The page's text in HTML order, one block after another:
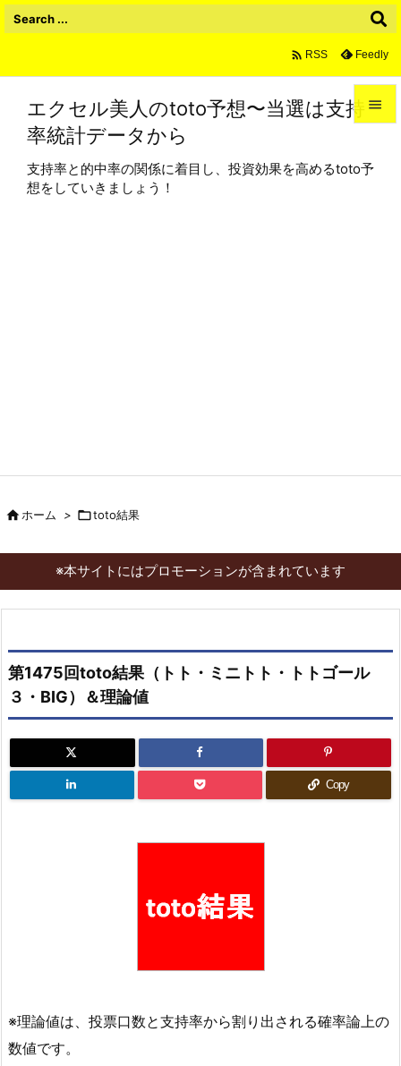
エクセル美人のtoto予想〜当選は支持
率統計データから
支持率と的中率の関係に着目し、投資効果を高めるtoto予
想をしていきましょう！

メニュ
 RSS Feedly
ホーム > toto結果
※本サイトにはプロモーションが含まれています
第1475回toto結果（トト・ミニトト・トトゴール
３・BIG）＆理論値
Copy
※理論値は、投票口数と支持率から割り出される確率論上の
数値です。